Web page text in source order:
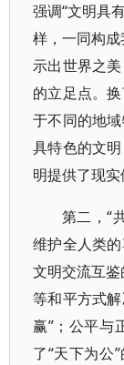
强调“文明具
样，一同构
示出世界之
的立足点。
于不同的地
具特色的文
明提供了现实
第二，“
维护全人类
文明交流互
等和平方式
赢”；公平与
了“天下为公